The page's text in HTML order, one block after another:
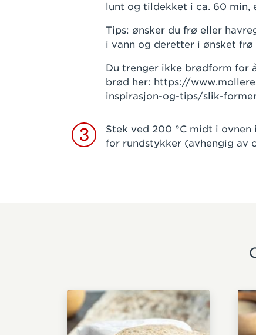
lunt og tildekket i ca. 60 min,
Tips: ønsker du frø eller
i vann og deretter i ønsket frø
Du trenger ikke brødform for
brød her: https://
inspirasjon-og-tips/slik-
3
Stek ved 200 °C midt i
for rundstykker (avhengig av